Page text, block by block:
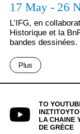
17 May - 26
L’IFG, en
Historique et la
bandes dessinées.
Plus
ΤΟ
LA CHAINE
DE GRÈCE